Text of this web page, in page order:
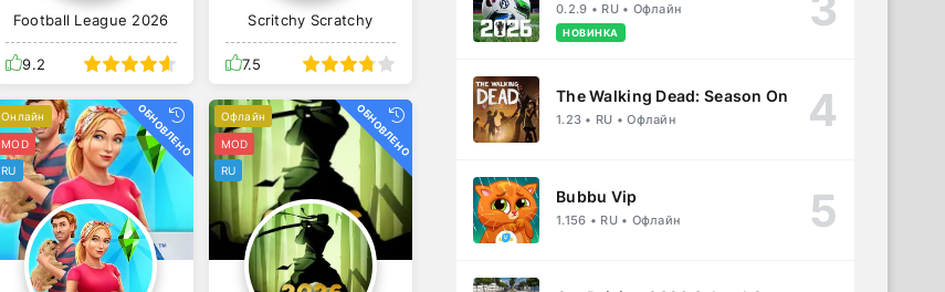
Football League 2026
9.2
Scritchy Scratchy
7.5
Онлайн
MOD
RU
ОБНОВЛЕНО Офлайн
MOD
RU
ОБНОВЛЕНО
0.2.9 • RU • Офлайн
НОВИНКА
The Walking Dead: Season One
1.23 • RU • Офлайн
Bubbu Vip
1.156 • RU • Офлайн